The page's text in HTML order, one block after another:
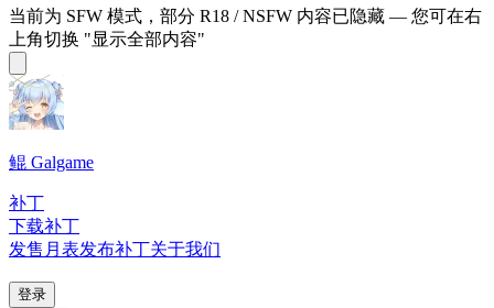
当前为 SFW 模式，部分 R18 / NSFW 内容已隐藏 — 您可在右
上角切换 "显示全部内容"
鲲 Galgame
补丁
下载补丁
发售月表发布补丁关于我们
登录